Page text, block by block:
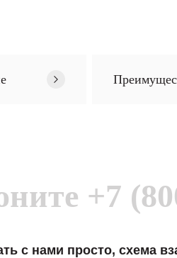
+7
с нами просто, схема